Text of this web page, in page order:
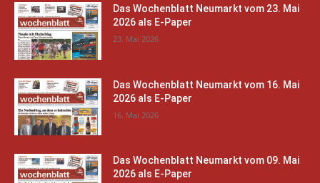
Das Wochenblatt Neumarkt vom 23. Mai
2026 als E-Paper
23. Mai 2026
Das Wochenblatt Neumarkt vom 16. Mai
2026 als E-Paper
16. Mai 2026
Das Wochenblatt Neumarkt vom 09. Mai
2026 als E-Paper